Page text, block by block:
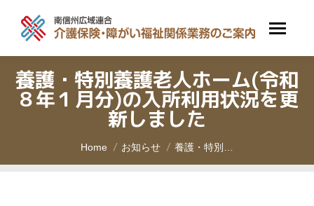
養護・特別養護老人ホーム(令和
８年１月分)の入所利用状況を更
新しました
Home お知らせ 養護・特別…